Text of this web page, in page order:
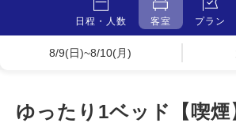
日程・人数 客室 プラン
8/9(日)~8/10(月)
ゆったり1ベッド【喫煙